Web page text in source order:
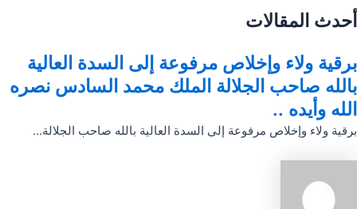
أحدث المقالات
برقية ولاء وإخلاص مرفوعة إلى السدة العالية
بالله صاحب الجلالة الملك محمد السادس نصره
الله وأيده ..
برقية ولاء وإخلاص مرفوعة إلى السدة العالية بالله صاحب الجلالة...